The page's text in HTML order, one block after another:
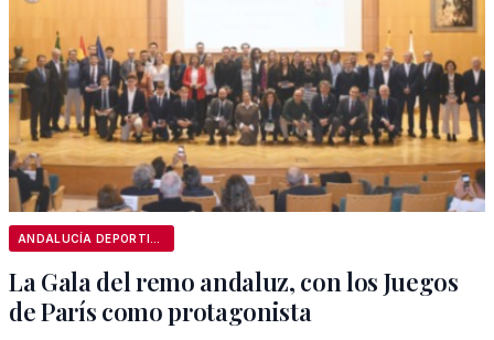
La Gala del remo andaluz, con los Juegos
de París como protagonista